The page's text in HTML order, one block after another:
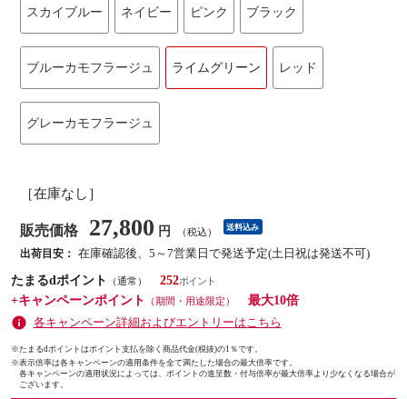
スカイブルー ネイビー ピンク ブラック
ブルーカモフラージュ ライムグリーン レッド
グレーカモフラージュ
［在庫なし］
販売価格 27,800 円 （税込） 送料込み
出荷目安： 在庫確認後、5～7営業日で発送予定(土日祝は発送不可)
たまるdポイント
（通常）
252
+キャンペーンポイント
（期間・用途限定）
最大10倍
各キャンペーン詳細およびエントリーはこちら
※たまるdポイントはポイント支払を除く商品代金(税抜)の1％です。
※表示倍率は各キャンペーンの適用条件を全て満たした場合の最大倍率です。
各キャンペーンの適用状況によっては、ポイントの進呈数・付与倍率が最大倍率より少なくなる場合が
ございます。